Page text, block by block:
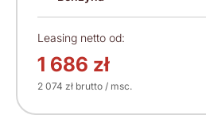
Leasing netto od:
1 686 zł
2 074 zł brutto / msc.